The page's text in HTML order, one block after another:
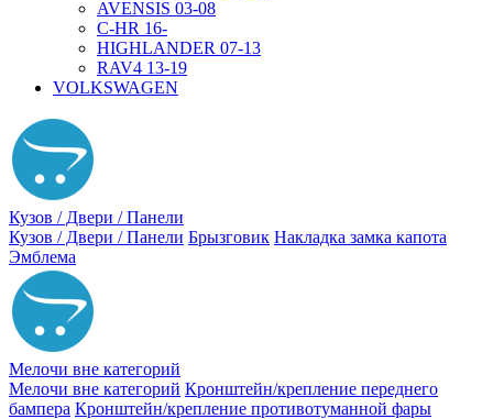
AVENSIS 03-08
C-HR 16-
HIGHLANDER 07-13
RAV4 13-19
VOLKSWAGEN
Кузов / Двери / Панели
Кузов / Двери / Панели Брызговик Накладка замка капота
Эмблема
Мелочи вне категорий
Мелочи вне категорий Кронштейн/крепление переднего
бампера Кронштейн/крепление противотуманной фары